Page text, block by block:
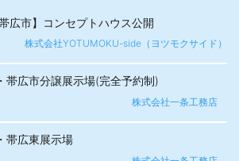
広市】​コンセプトハウス公開
株式会社YOTUMOKU-side（ヨツモクサイド）
帯広市分譲展示場(完全予約制)
株式会社一条工務店
帯広東展示場